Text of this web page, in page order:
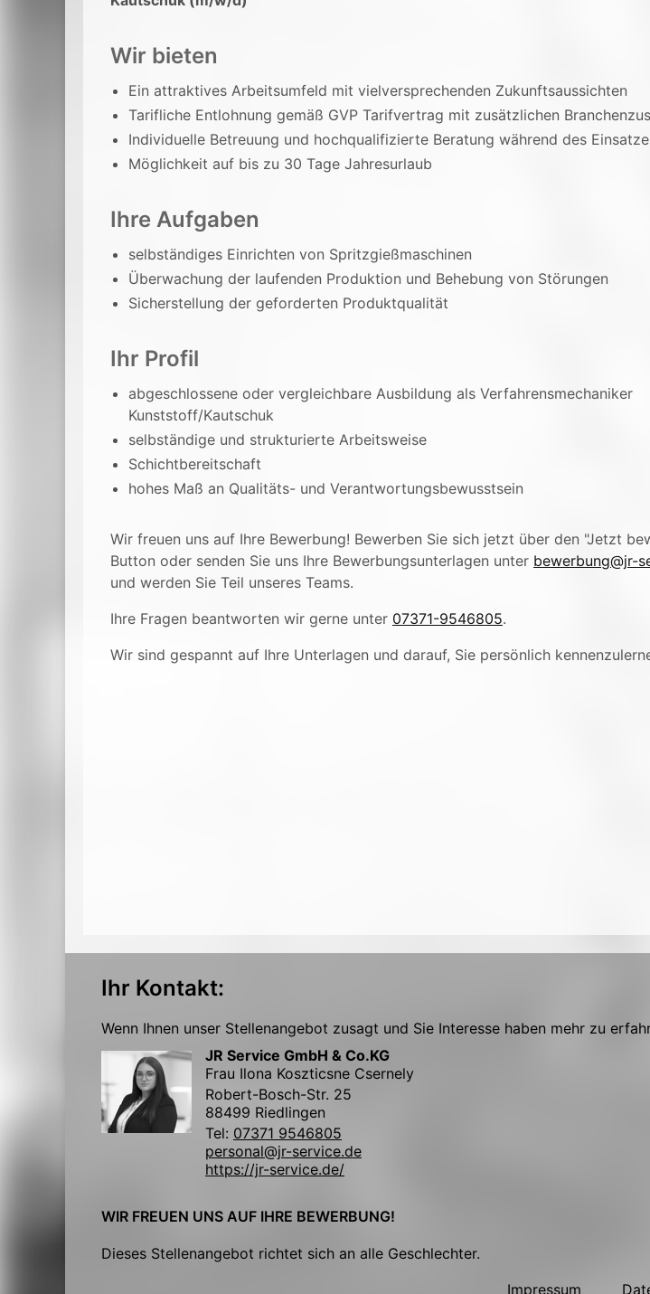
Wir bieten
Ein attraktives Arbeitsumfeld mit vielversprechenden Zukunftsaussichten
Tarifliche Entlohnung gemäß GVP Tarifvertrag mit zusätzlichen
Individuelle Betreuung und hochqualifizierte Beratung während des
Möglichkeit auf bis zu 30 Tage Jahresurlaub
Ihre Aufgaben
selbständiges Einrichten von Spritzgießmaschinen
Überwachung der laufenden Produktion und Behebung von Störungen
Sicherstellung der geforderten Produktqualität
Ihr Profil
abgeschlossene oder vergleichbare Ausbildung als Verfahrensmechaniker
Kunststoff/Kautschuk
selbständige und strukturierte Arbeitsweise
Schichtbereitschaft
hohes Maß an Qualitäts- und Verantwortungsbewusstsein
Wir freuen uns auf Ihre Bewerbung! Bewerben Sie sich jetzt über den "Jetzt
Button oder senden Sie uns Ihre Bewerbungsunterlagen unter bewerbung@jr-
und werden Sie Teil unseres Teams.
Ihre Fragen beantworten wir gerne unter 07371-9546805.
Wir sind gespannt auf Ihre Unterlagen und darauf, Sie persönlich
Ihr Kontakt:
Wenn Ihnen unser Stellenangebot zusagt und Sie Interesse haben mehr zu
JR Service GmbH & Co.KG
Frau Ilona Koszticsne Csernely
Robert-Bosch-Str. 25
88499 Riedlingen
Tel: 07371 9546805
personal@jr-service.de
https://jr-service.de/
WIR FREUEN UNS AUF IHRE BEWERBUNG!
Dieses Stellenangebot richtet sich an alle Geschlechter.
Impressum